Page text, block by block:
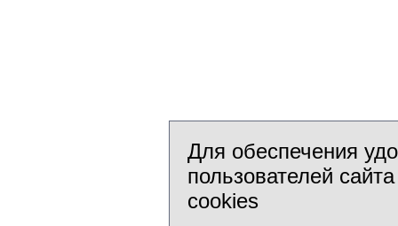
Для обеспечения
пользователей
cookies